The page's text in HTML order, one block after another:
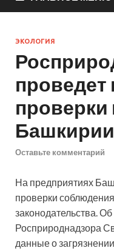
ЭКОЛОГИЯ
проверки
Башкирии
Оставьте комментарий
На предприятиях
проверки
законодательства.
Росприроднадзора
данные о